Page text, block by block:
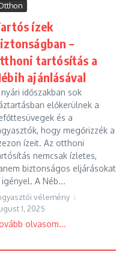
ízek
–
tartósítás a
ajánlásával
időszakban sok
előkerülnek a
és a
hogy megőrizzék a
ízeit. Az otthoni
nemcsak ízletes,
biztonságos eljárásokat
igényel. A Néb...
vélemény
1, 2025
olvasom...